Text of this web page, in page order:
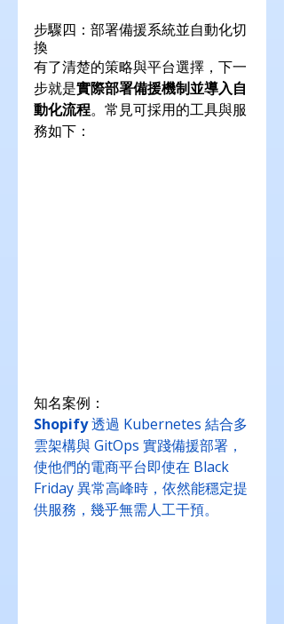
步驟四：部署備援系統並自動化切
換
有了清楚的策略與平台選擇，下一
步就是實際部署備援機制並導入自
動化流程。常見可採用的工具與服
務如下：
知名案例：
Shopify 透過 Kubernetes 結合多
雲架構與 GitOps 實踐備援部署，
使他們的電商平台即使在 Black
Friday 異常高峰時，依然能穩定提
供服務，幾乎無需人工干預。